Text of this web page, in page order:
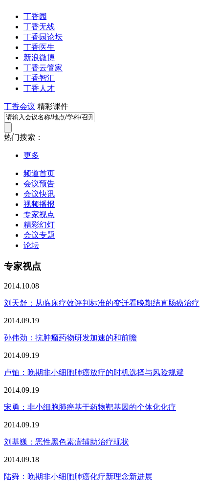
丁香园
丁香无线
丁香园论坛
丁香医生
新浪微博
丁香云管家
丁香智汇
丁香人才
丁香会议 精彩课件
热门搜索：
更多
频道首页
会议预告
会议快讯
视频播报
专家视点
精彩幻灯
会议专题
论坛
专家视点
2014.10.08
刘天舒：从临床疗效评判标准的变迁看晚期结直肠癌治疗
2014.09.19
孙伟劲：抗肿瘤药物研发加速的和前瞻
2014.09.19
卢铀：晚期非小细胞肺癌放疗的时机选择与风险规避
2014.09.19
宋勇：非小细胞肺癌基于药物靶基因的个体化化疗
2014.09.19
刘基巍：恶性黑色素瘤辅助治疗现状
2014.09.18
陆舜：晚期非小细胞肺癌化疗新理念新进展